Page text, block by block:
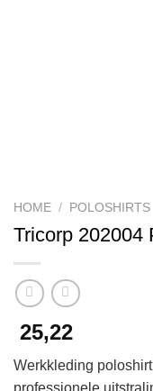
HOME / POLOSHIRTS
Tricorp 202004
25,22
Werkkleding